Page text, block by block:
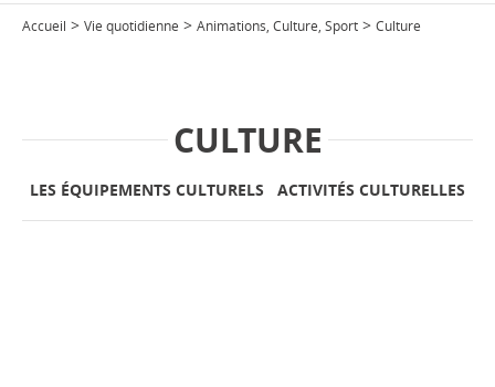
Accueil > Vie quotidienne > Animations, Culture, Sport > Culture
CULTURE
LES ÉQUIPEMENTS CULTURELS ACTIVITÉS CULTURELLES